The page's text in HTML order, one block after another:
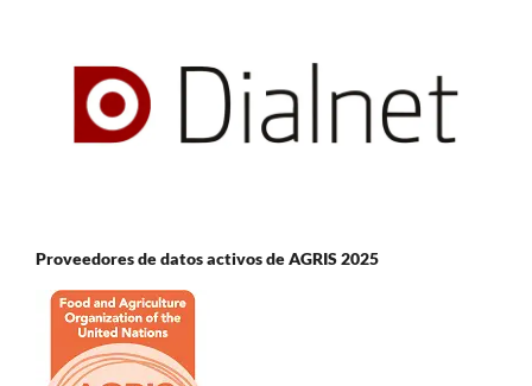
Proveedores de datos activos de AGRIS 2025